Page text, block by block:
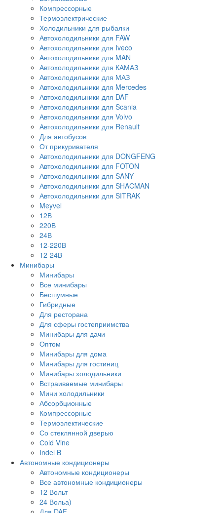
Компрессорные
Термоэлектрические
Холодильники для рыбалки
Автохолодильники для FAW
Автохолодильники для Iveco
Автохолодильники для MAN
Автохолодильники для КАМАЗ
Автохолодильники для МАЗ
Автохолодильники для Mercedes
Автохолодильники для DAF
Автохолодильники для Scania
Автохолодильники для Volvo
Автохолодильники для Renault
Для автобусов
От прикуривателя
Автохолодильники для DONGFENG
Автохолодильники для FOTON
Автохолодильники для SANY
Автохолодильники для SHACMAN
Автохолодильники для SITRAK
Meyvel
12В
220В
24В
12-220В
12-24В
Минибары
Минибары
Все минибары
Бесшумные
Гибридные
Для ресторана
Для сферы гостеприимства
Минибары для дачи
Оптом
Минибары для дома
Минибары для гостиниц
Минибары холодильники
Встраиваемые минибары
Мини холодильники
Абсорбционные
Компрессорные
Термоэлектические
Со стеклянной дверью
Сold Vine
Indel B
Автономные кондиционеры
Автономные кондиционеры
Все автономные кондиционеры
12 Вольт
24 Вольа)